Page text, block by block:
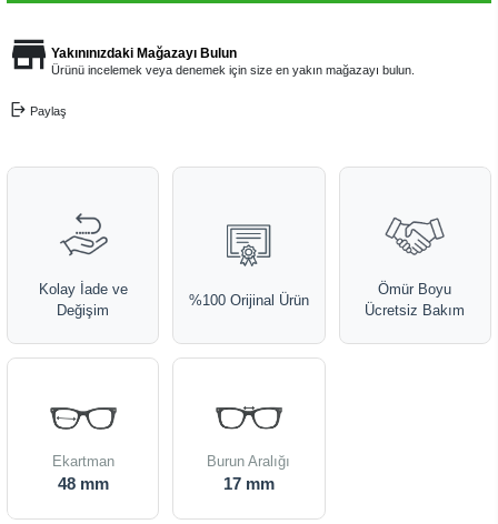
Yakınınızdaki Mağazayı Bulun
Ürünü incelemek veya denemek için size en yakın mağazayı bulun.
Paylaş
Kolay İade ve
Değişim
%100 Orijinal Ürün
Ömür Boyu
Ücretsiz Bakım
Ekartman
48 mm
Burun Aralığı
17 mm